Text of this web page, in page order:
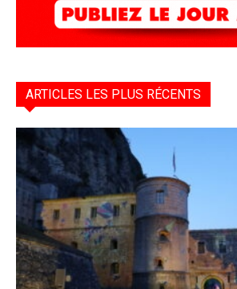
ARTICLES LES PLUS RÉCENTS